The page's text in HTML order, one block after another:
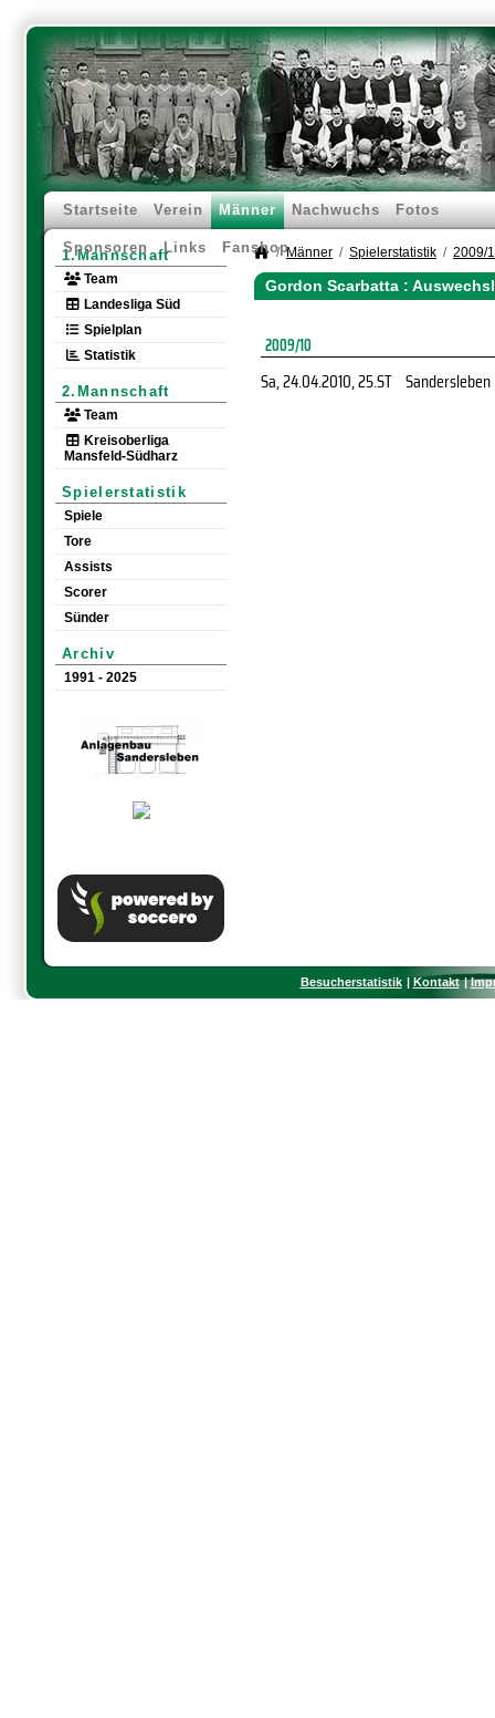
Startseite Verein Männer Nachwuchs Fotos
Sponsoren Links Fanshop
1.Mannschaft
Team
Landesliga Süd
Spielplan
Statistik
2.Mannschaft
Team
Kreisoberliga
Mansfeld-Südharz
Spielerstatistik
Spiele
Tore
Assists
Scorer
Sünder
Archiv
1991 - 2025
Männer Spielerstatistik 2009/
Gordon Scarbatta :
2009/10
Sa, 24.04.2010, 25.ST Sandersleben
Besucherstatistik Kontakt